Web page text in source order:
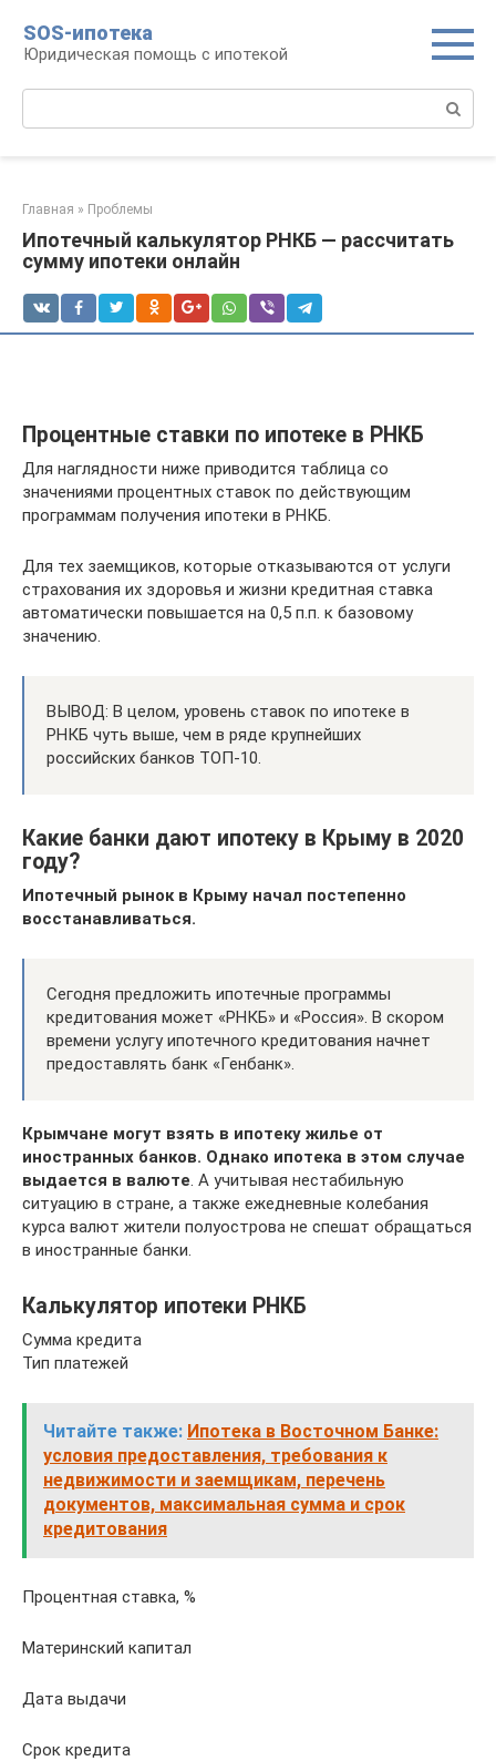
контенту
SOS-ипотека
Юридическая помощь с ипотекой
Главная » Проблемы
Ипотечный калькулятор РНКБ — рассчитать
сумму ипотеки онлайн
Процентные ставки по ипотеке в РНКБ
Для наглядности ниже приводится таблица со
значениями процентных ставок по действующим
программам получения ипотеки в РНКБ.
Для тех заемщиков, которые отказываются от услуги
страхования их здоровья и жизни кредитная ставка
автоматически повышается на 0,5 п.п. к базовому
значению.
ВЫВОД: В целом, уровень ставок по ипотеке в
РНКБ чуть выше, чем в ряде крупнейших
российских банков ТОП-10.
Какие банки дают ипотеку в Крыму в 2020
году?
Ипотечный рынок в Крыму начал постепенно
восстанавливаться.
Сегодня предложить ипотечные программы
кредитования может «РНКБ» и «Россия». В скором
времени услугу ипотечного кредитования начнет
предоставлять банк «Генбанк».
Крымчане могут взять в ипотеку жилье от
иностранных банков. Однако ипотека в этом случае
выдается в валюте. А учитывая нестабильную
ситуацию в стране, а также ежедневные колебания
курса валют жители полуострова не спешат обращаться
в иностранные банки.
Калькулятор ипотеки РНКБ
Сумма кредита
Тип платежей
Читайте также: Ипотека в Восточном Банке:
условия предоставления, требования к
недвижимости и заемщикам, перечень
документов, максимальная сумма и срок
кредитования
Процентная ставка, %
Материнский капитал
Дата выдачи
Срок кредита